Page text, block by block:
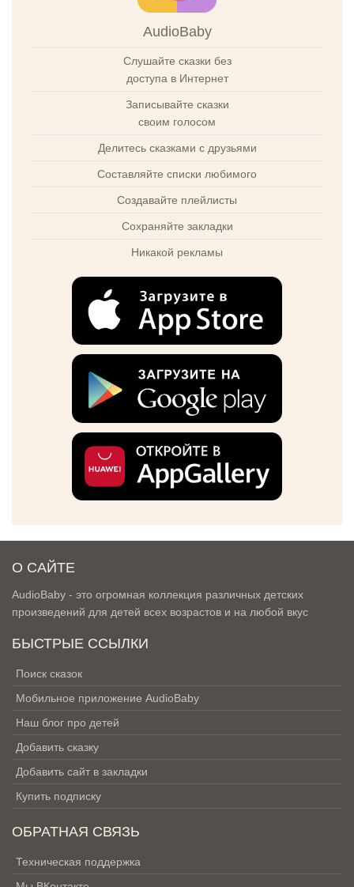
AudioBaby
Слушайте сказки без
доступа в Интернет
Записывайте сказки
своим голосом
Делитесь сказками с друзьями
Составляйте списки любимого
Создавайте плейлисты
Сохраняйте закладки
Никакой рекламы
О САЙТЕ
AudioBaby - это огромная коллекция различных детских
произведений для детей всех возрастов и на любой вкус
БЫСТРЫЕ ССЫЛКИ
Поиск сказок
Мобильное приложение AudioBaby
Наш блог про детей
Добавить сказку
Добавить сайт в закладки
Купить подписку
ОБРАТНАЯ СВЯЗЬ
Техническая поддержка